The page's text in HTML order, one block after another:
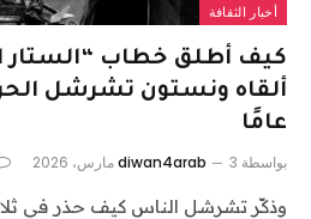
أخبار الثقافة
كيف أطلق خطاب “الستار
عامًا
بواسطة diwan4arab 3 مارس، 2026
وذكّر تشرشل الناس كيف حذر في